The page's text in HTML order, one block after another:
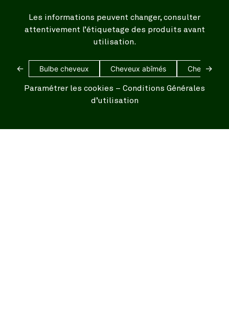
Les informations peuvent changer, consulter
attentivement l’étiquetage des produits avant
utilisation.
← Bulbe cheveux Cheveux abîmés Cheveux
→
Paramétrer les cookies – Conditions Générales
d’utilisation